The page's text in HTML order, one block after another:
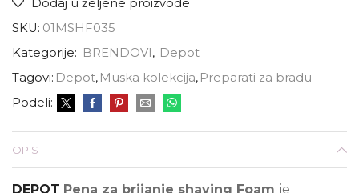
Dodaj u željene proizvode
SKU: 01MSHF035
Kategorije: BRENDOVI, Depot
Tagovi: Depot, Muska kolekcija, Preparati za bradu
Podeli:
OPIS
DEPOT Pena za brijanje shaving Foam je